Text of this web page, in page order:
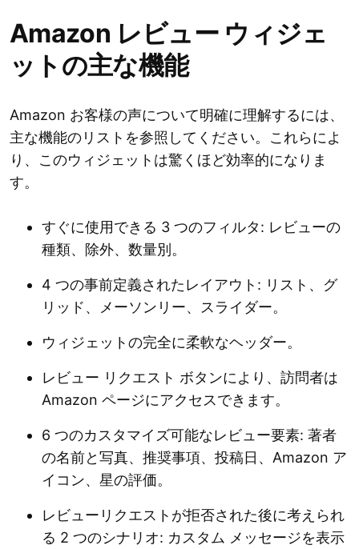
Amazon レビュー ウィジェ
ットの主な機能
Amazon お客様の声について明確に理解するには、
主な機能のリストを参照してください。これらによ
り、このウィジェットは驚くほど効率的になりま
す。
すぐに使用できる 3 つのフィルタ: レビューの
種類、除外、数量別。
4 つの事前定義されたレイアウト: リスト、グ
リッド、メーソンリー、スライダー。
ウィジェットの完全に柔軟なヘッダー。
レビュー リクエスト ボタンにより、訪問者は
Amazon ページにアクセスできます。
6 つのカスタマイズ可能なレビュー要素: 著者
の名前と写真、推奨事項、投稿日、Amazon ア
イコン、星の評価。
レビューリクエストが拒否された後に考えられ
る 2 つのシナリオ: カスタム メッセージを表示